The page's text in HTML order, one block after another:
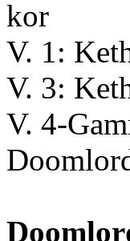
kor
V. 1:
V. 3:
V. 4-